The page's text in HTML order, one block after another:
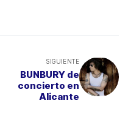
SIGUIENTE
BUNBURY de
concierto en
Alicante